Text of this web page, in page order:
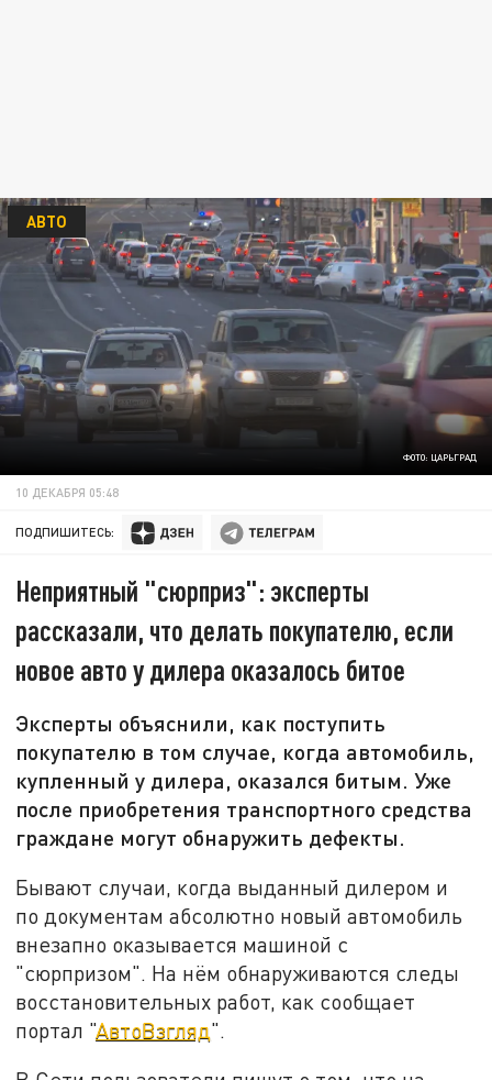
ФОТО: ЦАРЬГРАД
АВТО
10 ДЕКАБРЯ 05:48
ПОДПИШИТЕСЬ:
Неприятный "сюрприз": эксперты
рассказали, что делать покупателю, если
новое авто у дилера оказалось битое
Эксперты объяснили, как поступить
покупателю в том случае, когда автомобиль,
купленный у дилера, оказался битым. Уже
после приобретения транспортного средства
граждане могут обнаружить дефекты.
Бывают случаи, когда выданный дилером и
по документам абсолютно новый автомобиль
внезапно оказывается машиной с
"сюрпризом". На нём обнаруживаются следы
восстановительных работ, как сообщает
портал "АвтоВзгляд".